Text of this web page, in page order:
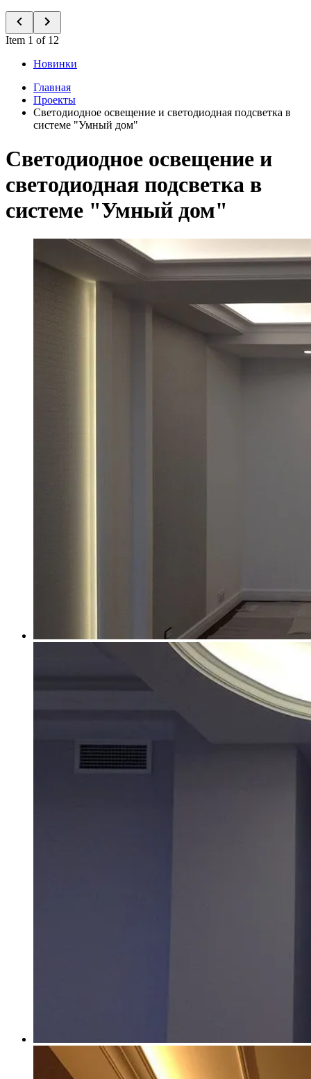
Item 1 of 12
Новинки
Главная
Проекты
Светодиодное освещение и светодиодная подсветка в
системе "Умный дом"
Светодиодное освещение и
светодиодная подсветка в
системе "Умный дом"